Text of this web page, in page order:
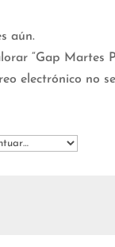
aún.
“Gap Martes
electrónico no